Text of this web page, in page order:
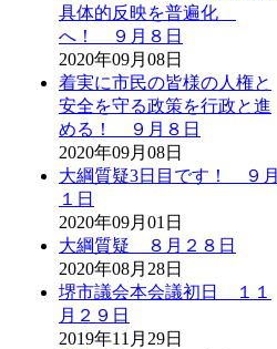
具体的反映を普遍化
へ！ ９月８日
2020年09月08日
着実に市民の皆様の人権と
安全を守る政策を行政と進
める！ ９月８日
2020年09月08日
大綱質疑3日目です！ ９月
１日
2020年09月01日
大綱質疑 ８月２８日
2020年08月28日
堺市議会本会議初日 １１
月２９日
2019年11月29日